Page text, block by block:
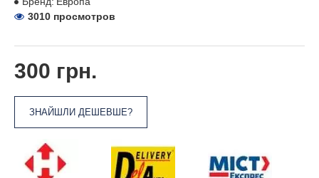
300 грн.
ЗНАЙШЛИ ДЕШЕВШЕ?
3010 просмотров